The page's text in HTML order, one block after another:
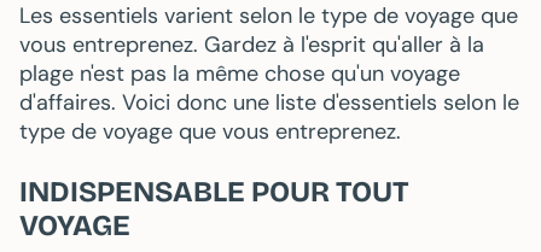
Les essentiels varient selon le type de voyage que
vous entreprenez. Gardez à l'esprit qu'aller à la
plage n'est pas la même chose qu'un voyage
d'affaires. Voici donc une liste d'essentiels selon le
type de voyage que vous entreprenez.
INDISPENSABLE POUR TOUT
VOYAGE